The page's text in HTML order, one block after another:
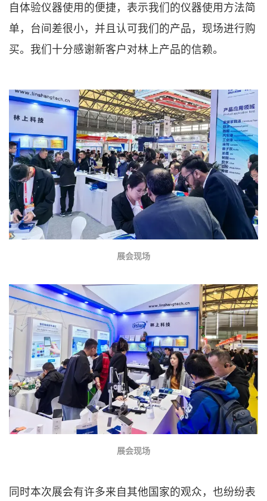
自体验仪器使用的便捷，表示我们的仪器使用方法简
单，台间差很小，并且认可我们的产品，现场进行购
买。我们十分感谢新客户对林上产品的信赖。
展会现场
展会现场
同时本次展会有许多来自其他国家的观众，也纷纷表